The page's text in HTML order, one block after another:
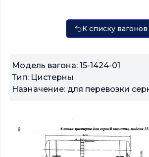
К списку вагонов
Модель вагона: 15-1424-01
Тип: Цистерны
Назначение: для перевозки